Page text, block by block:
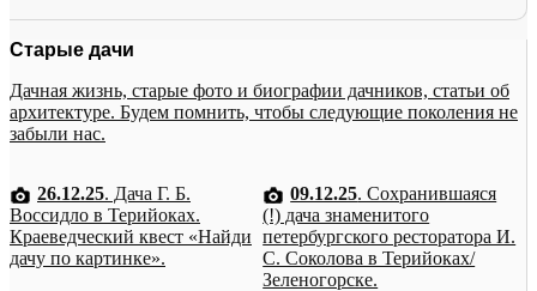
Старые дачи
Дачная жизнь, старые фото и биографии дачников, статьи об
архитектуре. Будем помнить, чтобы следующие поколения не
забыли нас.
26.12.25. Дача Г. Б.
Воссидло в Терийоках.
Краеведческий квест «Найди
дачу по картинке».
09.12.25. Сохранившаяся
(!) дача знаменитого
петербургского ресторатора И.
С. Соколова в Терийоках/
Зеленогорске.